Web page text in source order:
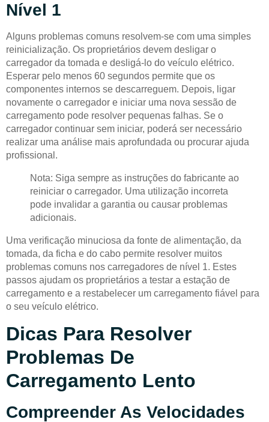
Nível 1
Alguns problemas comuns resolvem-se com uma simples
reinicialização. Os proprietários devem desligar o
carregador da tomada e desligá-lo do veículo elétrico.
Esperar pelo menos 60 segundos permite que os
componentes internos se descarreguem. Depois, ligar
novamente o carregador e iniciar uma nova sessão de
carregamento pode resolver pequenas falhas. Se o
carregador continuar sem iniciar, poderá ser necessário
realizar uma análise mais aprofundada ou procurar ajuda
profissional.
Nota: Siga sempre as instruções do fabricante ao
reiniciar o carregador. Uma utilização incorreta
pode invalidar a garantia ou causar problemas
adicionais.
Uma verificação minuciosa da fonte de alimentação, da
tomada, da ficha e do cabo permite resolver muitos
problemas comuns nos carregadores de nível 1. Estes
passos ajudam os proprietários a testar a estação de
carregamento e a restabelecer um carregamento fiável para
o seu veículo elétrico.
Dicas Para Resolver
Problemas De
Carregamento Lento
Compreender As Velocidades